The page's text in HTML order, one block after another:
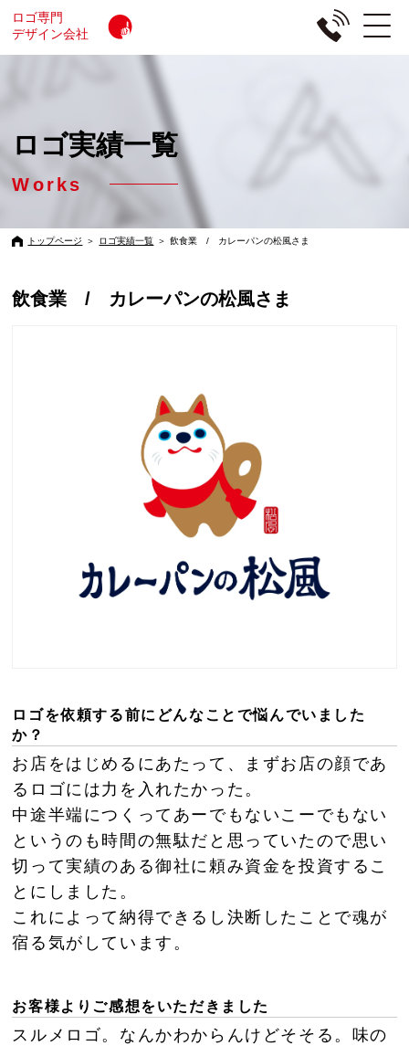
ロゴ専門
デザイン会社
ロゴ実績一覧
Works
トップページ ＞ ロゴ実績一覧 ＞ 飲食業 / カレーパンの松風さま
飲食業 / カレーパンの松風さま
ロゴを依頼する前にどんなことで悩んでいました
か？
お店をはじめるにあたって、まずお店の顔であ
るロゴには力を入れたかった。
中途半端につくってあーでもないこーでもない
というのも時間の無駄だと思っていたので思い
切って実績のある御社に頼み資金を投資するこ
とにしました。
これによって納得できるし決断したことで魂が
宿る気がしています。
お客様よりご感想をいただきました
スルメロゴ。なんかわからんけどそそる。味の